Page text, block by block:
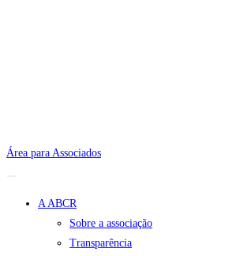
Área para Associados
A ABCR
Sobre a associação
Transparência